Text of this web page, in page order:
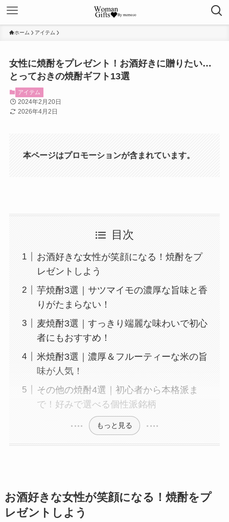
ホーム アイテム
女性に焼酎をプレゼント！お酒好きに贈りたい…
とっておきの焼酎ギフト13選
アイテム
2024年2月20日
2026年4月2日
本ページはプロモーションが含まれています。
目次
お酒好きな女性が笑顔になる！焼酎をプ
レゼントしよう
芋焼酎3選｜サツマイモの濃厚な旨味と香
りがたまらない！
麦焼酎3選｜すっきり端麗な味わいで初心
者にもおすすめ！
米焼酎3選｜濃厚＆フルーティーな米の旨
味が人気！
その他の焼酎4選｜初心者から本格派ま
で！好みで選べる個性派銘柄
もっと見る
お酒好きな女性が笑顔になる！焼酎をプ
レゼントしよう